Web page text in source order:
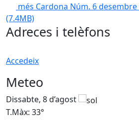
més Cardona Núm. 6
(7.4MB)
Adreces i telèfons
Accedeix
Meteo
Dissabte, 8 d’agost
T.Màx: 33°